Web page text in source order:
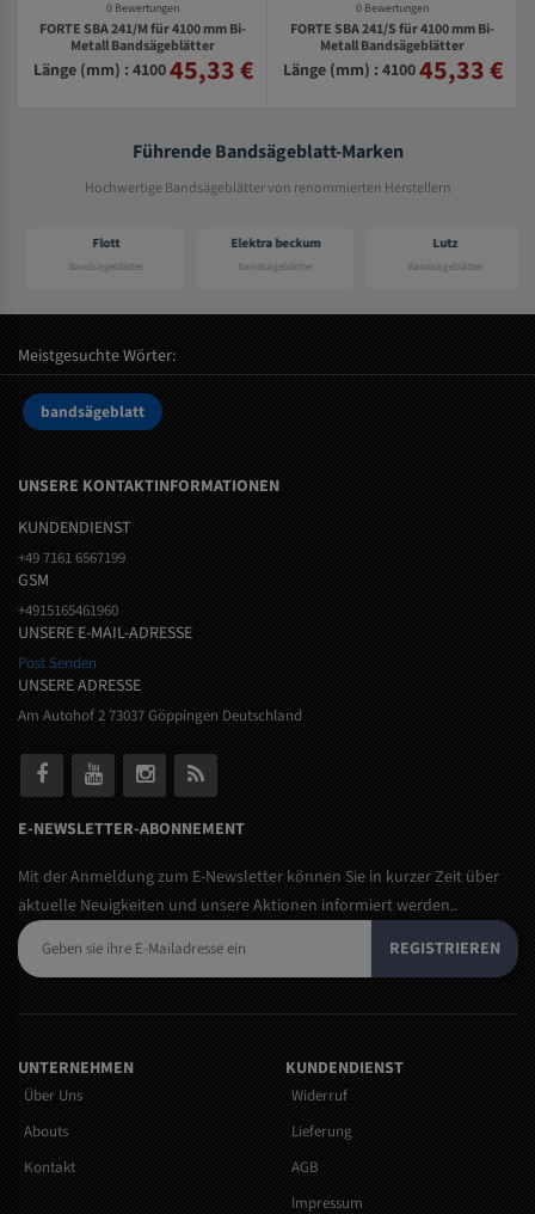
0 Bewertungen
FORTE SBA 241/M für 4100 mm Bi-
Metall Bandsägeblätter
Länge (mm) : 410045,33 €
0 Bewertungen
FORTE SBA 241/S für 4100 mm Bi-
Metall Bandsägeblätter
Länge (mm) : 410045,33 €
Führende Bandsägeblatt-Marken
Hochwertige Bandsägeblätter von renommierten Herstellern
Flott
Bandsägeblätter
Elektra beckum
Bandsägeblätter
Lutz
Bandsägeblätter
Meistgesuchte Wörter:
bandsägeblatt
UNSERE KONTAKTINFORMATIONEN
KUNDENDIENST
+49 7161 6567199
GSM
+4915165461960
UNSERE E-MAIL-ADRESSE
Post Senden
UNSERE ADRESSE
Am Autohof 2 73037 Göppingen Deutschland
E-NEWSLETTER-ABONNEMENT
Mit der Anmeldung zum E-Newsletter können Sie in kurzer Zeit über
aktuelle Neuigkeiten und unsere Aktionen informiert werden..
REGISTRIEREN
UNTERNEHMEN
Über Uns
Abouts
Kontakt
KUNDENDIENST
Widerruf
Lieferung
AGB
Impressum